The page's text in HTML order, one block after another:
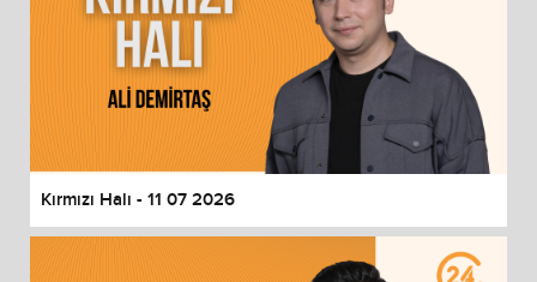
Kırmızı Halı - 11 07 2026